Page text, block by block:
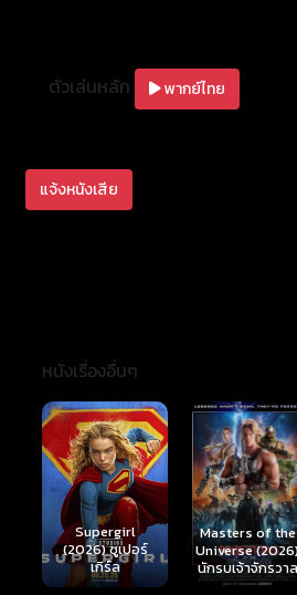
ตัวเล่นหลัก พากย์ไทย
แจ้งหนังเสีย
หนังเรื่องอื่นๆ
Masters of the
Universe (2026)
นักรบเจ้าจักรวาล
Hungry (2026)
มันเด้งขึ้นมาแดก